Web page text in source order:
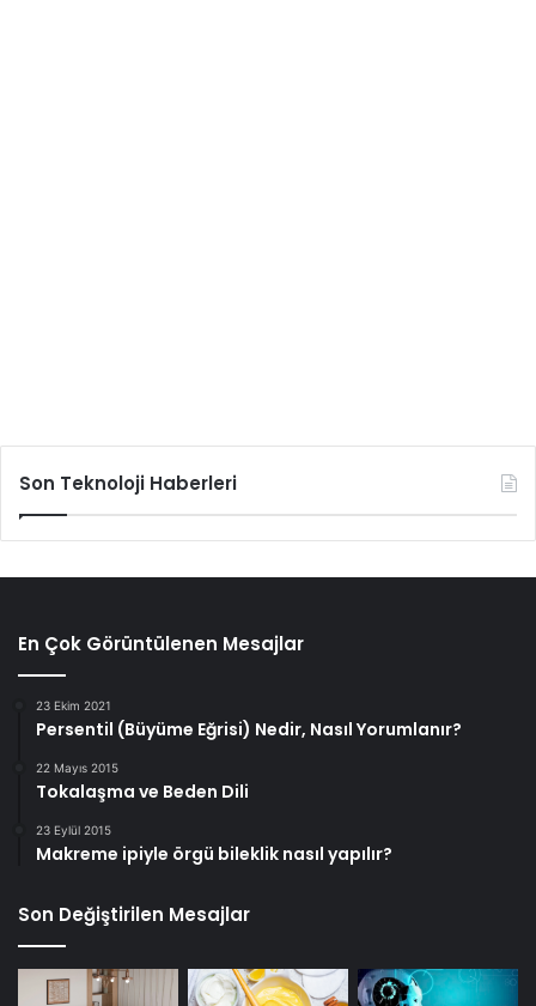
Son Teknoloji Haberleri
En Çok Görüntülenen Mesajlar
23 Ekim 2021
Persentil (Büyüme Eğrisi) Nedir, Nasıl Yorumlanır?
22 Mayıs 2015
Tokalaşma ve Beden Dili
23 Eylül 2015
Makreme ipiyle örgü bileklik nasıl yapılır?
Son Değiştirilen Mesajlar